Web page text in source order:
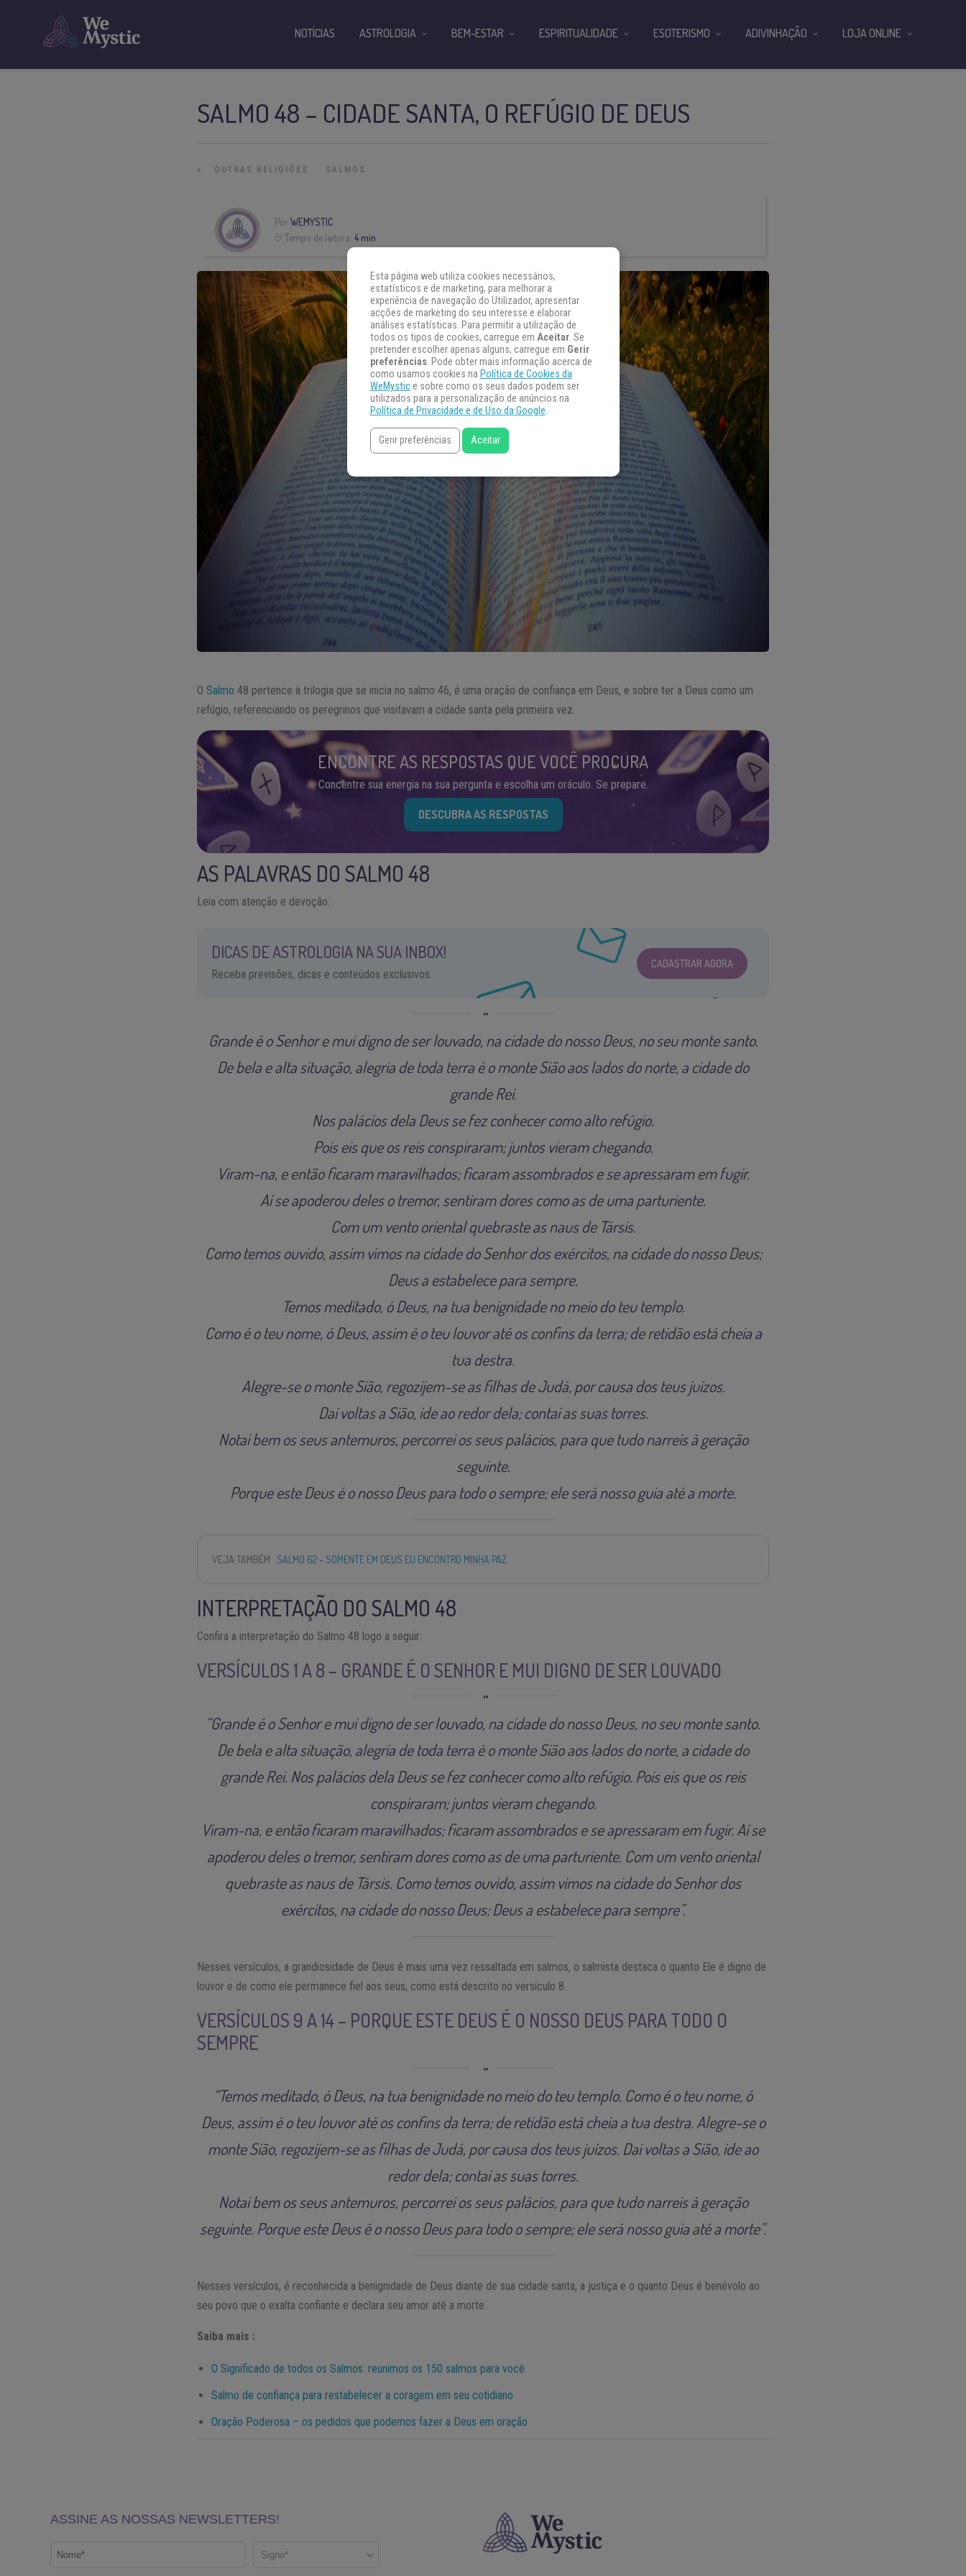
SALMO 48 – CIDADE SANTA, O REFÚGIO DE DEUS
» OUTRAS RELIGIÕES SALMOS
Por WEMYSTIC
Tempo de leitura: 4 min
O Salmo 48 pertence à trilogia que se inicia no salmo 46, é uma oração de confiança em Deus, e sobre ter a Deus como um
refúgio, referenciando os peregrinos que visitavam a cidade santa pela primeira vez.
ENCONTRE AS RESPOSTAS QUE VOCÊ PROCURA
Concentre sua energia na sua pergunta e escolha um oráculo. Se prepare.
DESCUBRA AS RESPOSTAS
AS PALAVRAS DO SALMO 48
Leia com atenção e devoção:
DICAS DE ASTROLOGIA NA SUA INBOX!
Receba previsões, dicas e conteúdos exclusivos.
CADASTRAR AGORA
Grande é o Senhor e mui digno de ser louvado, na cidade do nosso Deus, no seu monte santo.
De bela e alta situação, alegria de toda terra é o monte Sião aos lados do norte, a cidade do
grande Rei.
Nos palácios dela Deus se fez conhecer como alto refúgio.
Pois eis que os reis conspiraram; juntos vieram chegando.
Viram-na, e então ficaram maravilhados; ficaram assombrados e se apressaram em fugir.
Aí se apoderou deles o tremor, sentiram dores como as de uma parturiente.
Com um vento oriental quebraste as naus de Társis.
Como temos ouvido, assim vimos na cidade do Senhor dos exércitos, na cidade do nosso Deus;
Deus a estabelece para sempre.
Temos meditado, ó Deus, na tua benignidade no meio do teu templo.
Como é o teu nome, ó Deus, assim é o teu louvor até os confins da terra; de retidão está cheia a
tua destra.
Alegre-se o monte Sião, regozijem-se as filhas de Judá, por causa dos teus juízos.
Dai voltas a Sião, ide ao redor dela; contai as suas torres.
Notai bem os seus antemuros, percorrei os seus palácios, para que tudo narreis à geração
seguinte.
Porque este Deus é o nosso Deus para todo o sempre; ele será nosso guia até a morte.
VEJA TAMBÉM SALMO 62 – SOMENTE EM DEUS EU ENCONTRO MINHA PAZ
INTERPRETAÇÃO DO SALMO 48
Confira a interpretação do Salmo 48 logo a seguir:
VERSÍCULOS 1 A 8 – GRANDE É O SENHOR E MUI DIGNO DE SER LOUVADO
“Grande é o Senhor e mui digno de ser louvado, na cidade do nosso Deus, no seu monte santo.
De bela e alta situação, alegria de toda terra é o monte Sião aos lados do norte, a cidade do
grande Rei. Nos palácios dela Deus se fez conhecer como alto refúgio. Pois eis que os reis
conspiraram; juntos vieram chegando.
Viram-na, e então ficaram maravilhados; ficaram assombrados e se apressaram em fugir. Aí se
apoderou deles o tremor, sentiram dores como as de uma parturiente. Com um vento oriental
quebraste as naus de Társis. Como temos ouvido, assim vimos na cidade do Senhor dos
exércitos, na cidade do nosso Deus; Deus a estabelece para sempre”.
Nesses versículos, a grandiosidade de Deus é mais uma vez ressaltada em salmos, o salmista destaca o quanto Ele é digno de
louvor e de como ele permanece fiel aos seus, como está descrito no versículo 8.
VERSÍCULOS 9 A 14 – PORQUE ESTE DEUS É O NOSSO DEUS PARA TODO O
SEMPRE
“Temos meditado, ó Deus, na tua benignidade no meio do teu templo. Como é o teu nome, ó
Deus, assim é o teu louvor até os confins da terra; de retidão está cheia a tua destra. Alegre-se o
monte Sião, regozijem-se as filhas de Judá, por causa dos teus juízos. Dai voltas a Sião, ide ao
redor dela; contai as suas torres.
Notai bem os seus antemuros, percorrei os seus palácios, para que tudo narreis à geração
seguinte. Porque este Deus é o nosso Deus para todo o sempre; ele será nosso guia até a morte”.
Nesses versículos, é reconhecida a benignidade de Deus diante de sua cidade santa, a justiça e o quanto Deus é benévolo ao
seu povo que o exalta confiante e declara seu amor até a morte.
Saiba mais :
O Significado de todos os Salmos: reunimos os 150 salmos para você
Salmo de confiança para restabelecer a coragem em seu cotidiano
Oração Poderosa – os pedidos que podemos fazer a Deus em oração
NOTÍCIAS ASTROLOGIA BEM-ESTAR ESPIRITUALIDADE ESOTERISMO ADIVINHAÇÃO LOJA ONLINE
Esta página web utiliza cookies necessários,
estatísticos e de marketing, para melhorar a
experiência de navegação do Utilizador, apresentar
acções de marketing do seu interesse e elaborar
análises estatísticas. Para permitir a utilização de
todos os tipos de cookies, carregue em Aceitar. Se
pretender escolher apenas alguns, carregue em Gerir
preferências. Pode obter mais informação acerca de
como usamos cookies na Política de Cookies da
WeMystice sobre como os seus dados podem ser
utilizados para a personalização de anúncios na
Política de Privacidade e de Uso da Google.
Gerir preferências Aceitar